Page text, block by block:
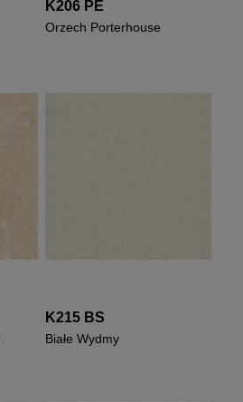
K206 PE
Orzech Porterhouse
K215 BS
Białe Wydmy